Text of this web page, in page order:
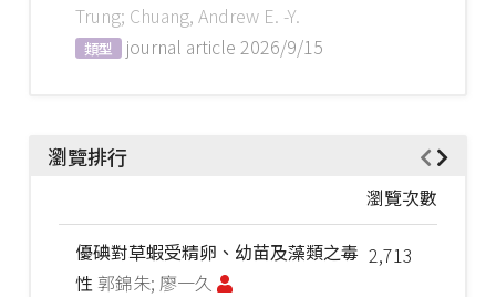
Trung; Chuang, Andrew E. -Y.
類型 journal article 2026/9/15
瀏覽排行
瀏覽次數
2,713
優碘對草蝦受精卵、幼苗及藻類之毒
性 郭錦朱; 廖一久